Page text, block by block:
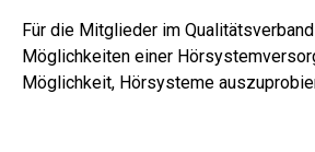
Für die Mitglieder im
Möglichkeiten einer
Möglichkeit, Hörsysteme